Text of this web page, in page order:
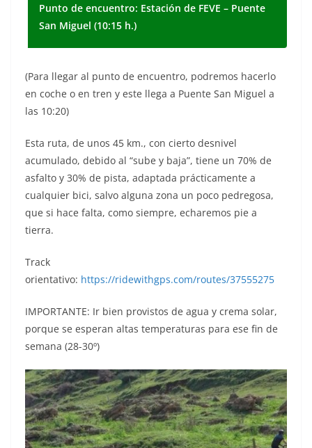
Punto de encuentro: Estación de FEVE – Puente
San Miguel (10:15 h.)
(Para llegar al punto de encuentro, podremos hacerlo
en coche o en tren y este llega a Puente San Miguel a
las 10:20)
Esta ruta, de unos 45 km., con cierto desnivel
acumulado, debido al “sube y baja”, tiene un 70% de
asfalto y 30% de pista, adaptada prácticamente a
cualquier bici, salvo alguna zona un poco pedregosa,
que si hace falta, como siempre, echaremos pie a
tierra.
Track
orientativo: https://ridewithgps.com/routes/37555275
IMPORTANTE: Ir bien provistos de agua y crema solar,
porque se esperan altas temperaturas para ese fin de
semana (28-30º)